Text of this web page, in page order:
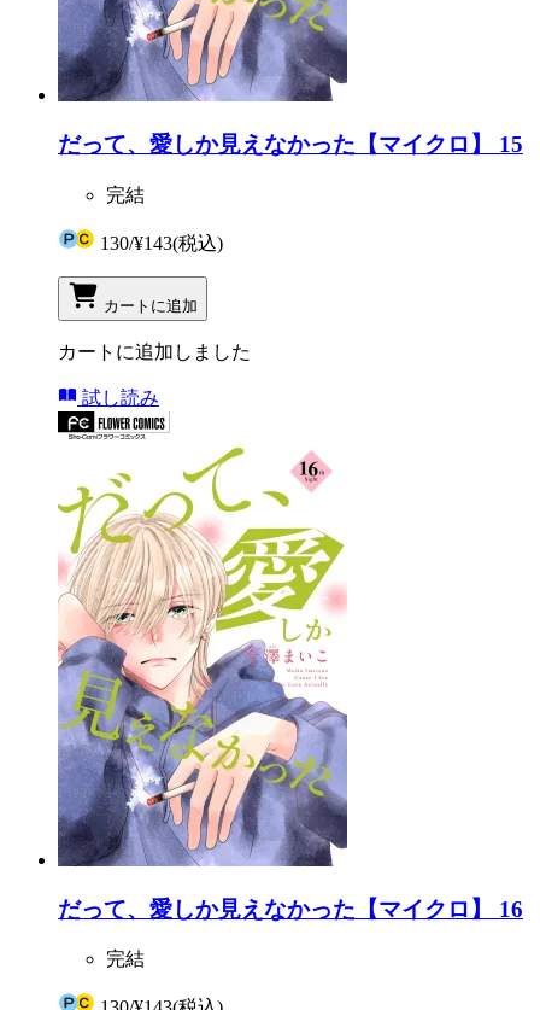
だって、愛しか見えなかった【マイクロ】 15
完結
130/¥143(税込)
カートに追加
カートに追加しました
試し読み
だって、愛しか見えなかった【マイクロ】 16
完結